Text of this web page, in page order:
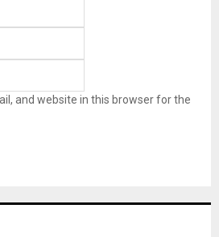
and website in this browser for the